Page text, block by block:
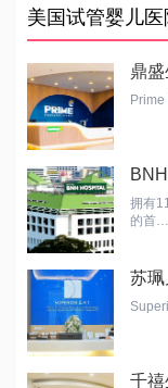
美国试管婴儿医
鼎
拥有
的首…
苏珮
千